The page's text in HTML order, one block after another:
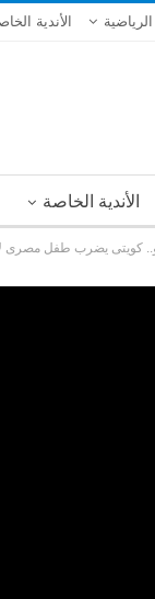
الرياضية الأندية
الأندية الخاصة
كويتى يضرب طفل مصرى